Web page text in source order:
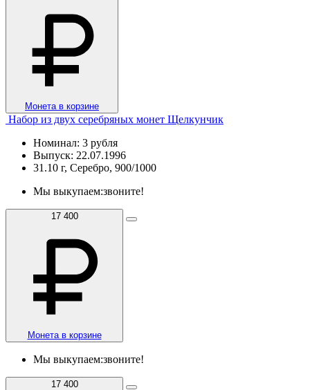
Монета в корзине
Набор из двух серебряных монет Щелкунчик
Номинал: 3 рубля
Выпуск: 22.07.1996
31.10 г, Серебро, 900/1000
Мы выкупаем:звоните!
17 400
Монета в корзине
Мы выкупаем:звоните!
17 400